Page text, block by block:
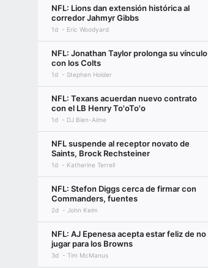
NFL: Lions dan extensión histórica al
corredor Jahmyr Gibbs
1d Eric Woodyard
NFL: Jonathan Taylor prolonga su vínculo
con los Colts
1d Stephen Holder
NFL: Texans acuerdan nuevo contrato
con el LB Henry To'oTo'o
1d DJ Bien-Aime
NFL suspende al receptor novato de
Saints, Brock Rechsteiner
1d Katherine Terrell
NFL: Stefon Diggs cerca de firmar con
Commanders, fuentes
2d John Keim
NFL: AJ Epenesa acepta estar feliz de no
jugar para los Browns
3d Tim McManus